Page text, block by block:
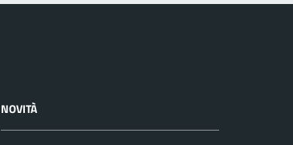
NOVITÀ